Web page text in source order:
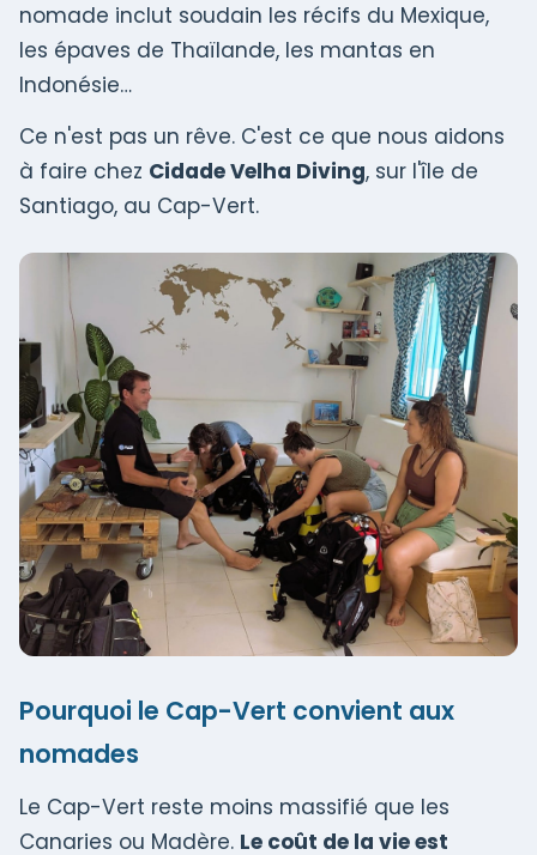
nomade inclut soudain les récifs du Mexique,
les épaves de Thaïlande, les mantas en
Indonésie…
Ce n'est pas un rêve. C'est ce que nous aidons
à faire chez Cidade Velha Diving, sur l'île de
Santiago, au Cap-Vert.
Pourquoi le Cap-Vert convient aux
nomades
Le Cap-Vert reste moins massifié que les
Canaries ou Madère. Le coût de la vie est